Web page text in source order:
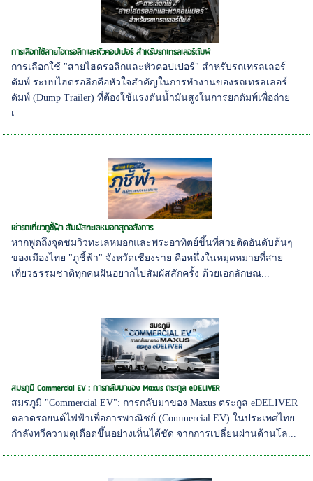
การเลือกใช้สายไฮดรอลิกและหัวคอปเปอร์ สำหรับรถเทรลเลอร์ดัมพ์
การเลือกใช้ "สายไฮดรอลิกและหัวคอปเปอร์" สำหรับรถเทรลเลอร์
ดัมพ์ ระบบไฮดรอลิกคือหัวใจสำคัญในการทำงานของรถเทรลเลอร์
ดัมพ์ (Dump Trailer) ที่ต้องใช้แรงดันน้ำมันสูงในการยกดัมพ์เพื่อถ่าย
เ...
เช่ารถเที่ยวภูชี้ฟ้า สัมผัสทะเลหมอกสุดอลังการ
หากพูดถึงจุดชมวิวทะเลหมอกและพระอาทิตย์ขึ้นที่สวยติดอันดับต้นๆ
ของเมืองไทย "ภูชี้ฟ้า" จังหวัดเชียงราย คือหนึ่งในหมุดหมายที่สาย
เที่ยวธรรมชาติทุกคนฝันอยากไปสัมผัสสักครั้ง ด้วยเอกลักษณ...
สมรภูมิ Commercial EV : การกลับมาของ Maxus ตระกูล eDELIVER
สมรภูมิ "Commercial EV": การกลับมาของ Maxus ตระกูล eDELIVER
ตลาดรถยนต์ไฟฟ้าเพื่อการพาณิชย์ (Commercial EV) ในประเทศไทย
กำลังทวีความดุเดือดขึ้นอย่างเห็นได้ชัด จากการเปลี่ยนผ่านด้านโล...